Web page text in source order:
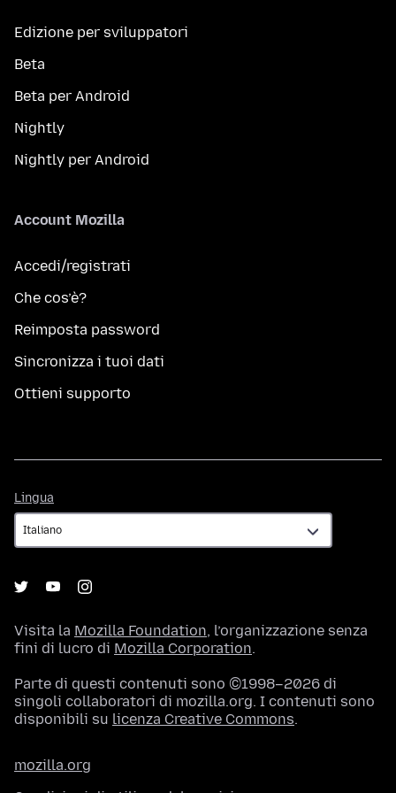
Edizione per sviluppatori
Beta
Beta per Android
Nightly
Nightly per Android
Account Mozilla
Accedi/registrati
Che cos’è?
Reimposta password
Sincronizza i tuoi dati
Ottieni supporto
Lingua
Visita la Mozilla Foundation, l’organizzazione senza
fini di lucro di Mozilla Corporation.
Parte di questi contenuti sono ©1998–2026 di
singoli collaboratori di mozilla.org. I contenuti sono
disponibili su licenza Creative Commons.
mozilla.org